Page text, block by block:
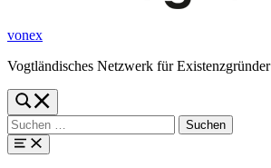
vonex
Vogtländisches Netzwerk für Existenzgründer
search
form
modal
Suchen
nach:
Menü